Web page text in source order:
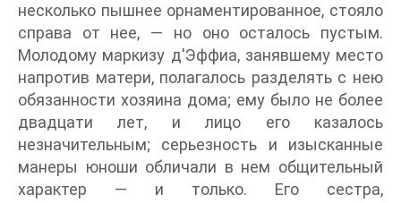
несколько пышнее орнаментированное, стояло
справа от нее, — но оно осталось пустым.
Молодому маркизу д'Эффиа, занявшему место
напротив матери, полагалось разделять с нею
обязанности хозяина дома; ему было не более
двадцати лет, и лицо его казалось
незначительным; серьезность и изысканные
манеры юноши обличали в нем общительный
характер — и только. Его сестра,